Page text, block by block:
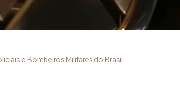
e Bombeiros Militares do Brasil